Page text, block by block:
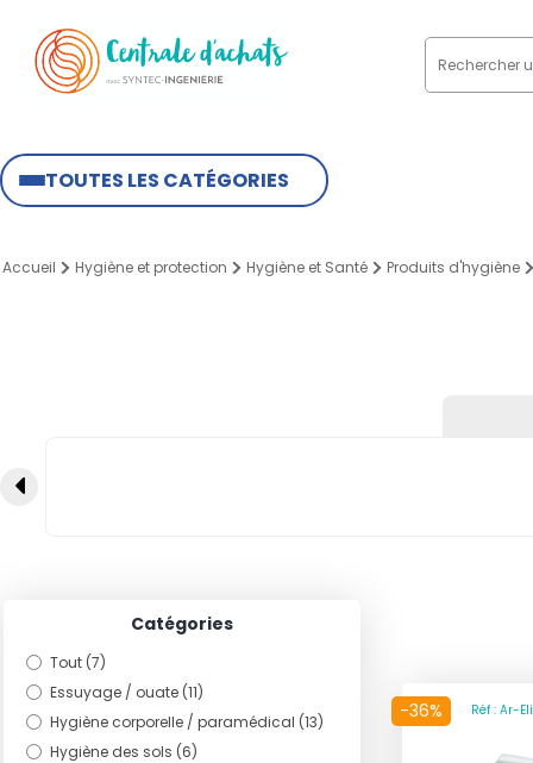
TOUTES LES CATÉGORIES
Accueil Hygiène et protection Hygiène et Santé Produits d'hygiène
Catégories
Tout (7)
Essuyage / ouate (11)
Hygiène corporelle / paramédical (13)
Hygiène des sols (6)
-36% Réf : Ar-